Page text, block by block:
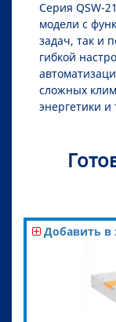
Серия QSW-
модели с
задач, так и
гибкой
сложных
энергетики и
Добавить в